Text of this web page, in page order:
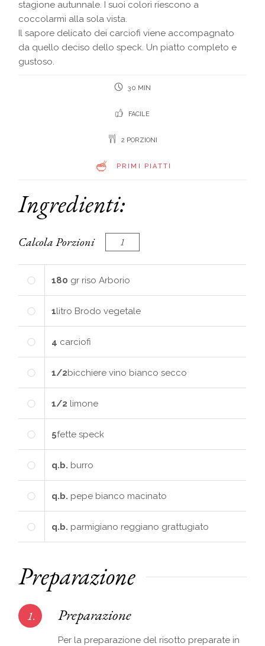
stagione autunnale. I suoi colori riescono a
coccolarmi alla sola vista.
Il sapore delicato dei carciofi viene accompagnato
da quello deciso dello speck. Un piatto completo e
gustoso.
30 MIN
FACILE
2 PORZIONI
PRIMI PIATTI
Ingredienti:
Calcola Porzioni
180 gr riso Arborio
1litro Brodo vegetale
4 carciofi
1/2bicchiere vino bianco secco
1/2 limone
5fette speck
q.b. burro
q.b. pepe bianco macinato
q.b. parmigiano reggiano grattugiato
Preparazione
1. Preparazione
Per la preparazione del risotto preparate in